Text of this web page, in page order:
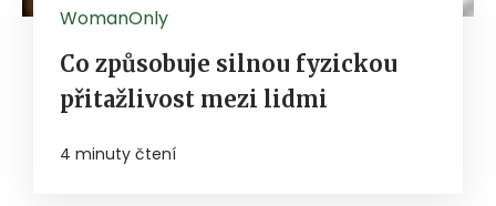
WomanOnly
Co způsobuje silnou fyzickou
přitažlivost mezi lidmi
4 minuty čtení